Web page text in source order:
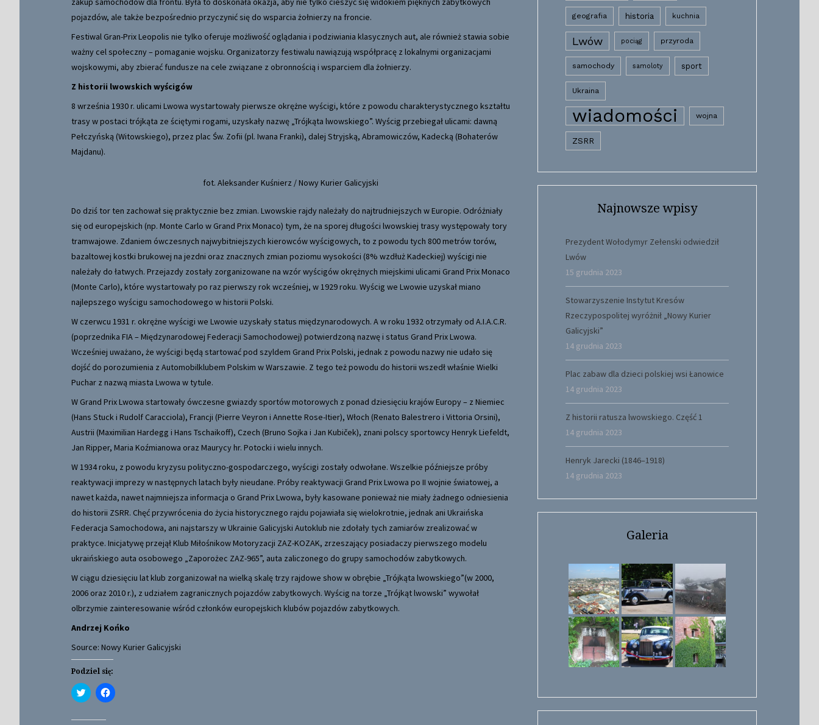
pojazdów, ale także bezpośrednio przyczynić się do wsparcia żołnierzy na froncie.
Festiwal Gran-Prix Leopolis nie tylko oferuje możliwość oglądania i podziwiania klasycznych aut, ale również stawia sobie
ważny cel społeczny – pomaganie wojsku. Organizatorzy festiwalu nawiązują współpracę z lokalnymi organizacjami
wojskowymi, aby zbierać fundusze na cele związane z obronnością i wsparciem dla żołnierzy.
Z historii lwowskich wyścigów
8 września 1930 r. ulicami Lwowa wystartowały pierwsze okrężne wyścigi, które z powodu charakterystycznego kształtu
trasy w postaci trójkąta ze ściętymi rogami, uzyskały nazwę „Trójkąta lwowskiego”. Wyścig przebiegał ulicami: dawną
Pełczyńską (Witowskiego), przez plac Św. Zofii (pl. Iwana Franki), dalej Stryjską, Abramowiczów, Kadecką (Bohaterów
Majdanu).
fot. Aleksander Kuśnierz / Nowy Kurier Galicyjski
Do dziś tor ten zachował się praktycznie bez zmian. Lwowskie rajdy należały do najtrudniejszych w Europie. Odróżniały
się od europejskich (np. Monte Carlo w Grand Prix Monaco) tym, że na sporej długości lwowskiej trasy występowały tory
tramwajowe. Zdaniem ówczesnych najwybitniejszych kierowców wyścigowych, to z powodu tych 800 metrów torów,
bazaltowej kostki brukowej na jezdni oraz znacznych zmian poziomu wysokości (8% wzdłuż Kadeckiej) wyścigi nie
należały do łatwych. Przejazdy zostały zorganizowane na wzór wyścigów okrężnych miejskimi ulicami Grand Prix Monaco
(Monte Carlo), które wystartowały po raz pierwszy rok wcześniej, w 1929 roku. Wyścig we Lwowie uzyskał miano
najlepszego wyścigu samochodowego w historii Polski.
W czerwcu 1931 r. okrężne wyścigi we Lwowie uzyskały status międzynarodowych. A w roku 1932 otrzymały od А.І.A.C.R.
(poprzednika FIA – Międzynarodowej Federacji Samochodowej) potwierdzoną nazwę i status Grand Prix Lwowa.
Wcześniej uważano, że wyścigi będą startować pod szyldem Grand Prix Polski, jednak z powodu nazwy nie udało się
dojść do porozumienia z Automobilklubem Polskim w Warszawie. Z tego też powodu do historii wszedł właśnie Wielki
Puchar z nazwą miasta Lwowa w tytule.
W Grand Prix Lwowa startowały ówczesne gwiazdy sportów motorowych z ponad dziesięciu krajów Europy – z Niemiec
(Hans Stuck i Rudolf Caracciola), Francji (Pierre Veyron i Annette Rose-Itier), Włoch (Renato Balestrero i Vittoria Orsini),
Austrii (Maximilian Hardegg i Hans Tschaikoff), Czech (Bruno Sojka i Jan Kubiček), znani polscy sportowcy Henryk Liefeldt,
Jan Ripper, Maria Koźmianowa oraz Maurycy hr. Potocki i wielu innych.
W 1934 roku, z powodu kryzysu polityczno-gospodarczego, wyścigi zostały odwołane. Wszelkie późniejsze próby
reaktywacji imprezy w następnych latach były nieudane. Próby reaktywacji Grand Prix Lwowa po II wojnie światowej, a
nawet każda, nawet najmniejsza informacja o Grand Prix Lwowa, były kasowane ponieważ nie miały żadnego odniesienia
do historii ZSRR. Chęć przywrócenia do życia historycznego rajdu pojawiała się wielokrotnie, jednak ani Ukraińska
Federacja Samochodowa, ani najstarszy w Ukrainie Galicyjski Autoklub nie zdołały tych zamiarów zrealizować w
praktyce. Inicjatywę przejął Klub Miłośnikow Motoryzacji ZAZ-KOZAK, zrzeszający posiadaczy pierwszego modelu
ukraińskiego auta osobowego „Zaporożec ZAZ-965”, auta zaliczonego do grupy samochodów zabytkowych.
W ciągu dziesięciu lat klub zorganizował na wielką skalę trzy rajdowe show w obrębie „Trójkąta lwowskiego”(w 2000,
2006 oraz 2010 r.), z udziałem zagranicznych pojazdów zabytkowych. Wyścig na torze „Trójkąt lwowski” wywołał
olbrzymie zainteresowanie wśród członków europejskich klubów pojazdów zabytkowych.
Andrzej Końko
Source: Nowy Kurier Galicyjski
Podziel się:
C
l
k
C
l
geografia historia kuchnia
Lwów pociąg przyroda
samochody samoloty sport
Ukraina
wiadomości wojna
ZSRR
Najnowsze wpisy
Prezydent Wołodymyr Zełenski odwiedził
Lwów
15 grudnia 2023
Stowarzyszenie Instytut Kresów
Rzeczypospolitej wyróżnił „Nowy Kurier
Galicyjski”
14 grudnia 2023
Plac zabaw dla dzieci polskiej wsi Łanowice
14 grudnia 2023
Z historii ratusza lwowskiego. Część 1
14 grudnia 2023
Henryk Jarecki (1846–1918)
14 grudnia 2023
Galeria